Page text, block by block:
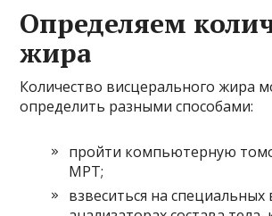
Определяем
жира
Количество висцерального жира
определить разными способами:
пройти компьютерную
МРТ;
взвеситься на специальных